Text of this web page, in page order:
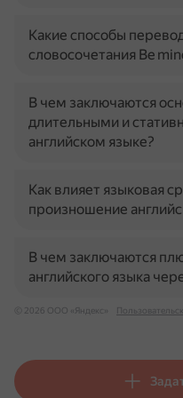
Какие способы
словосочетания Be
В чем заключаются
длительными и
английском языке?
Как влияет языковая
произношение
В чем заключаются
английского языка
© 2026 ООО «Яндекс»